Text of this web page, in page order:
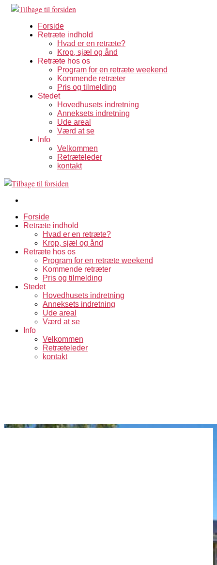
Forside
Retræte indhold
Hvad er en retræte?
Krop, sjæl og ånd
Retræte hos os
Program for en retræte weekend
Kommende retræter
Pris og tilmelding
Stedet
Hovedhusets indretning
Anneksets indretning
Ude areal
Værd at se
Info
Velkommen
Retræteleder
kontakt
Forside
Retræte indhold
Hvad er en retræte?
Krop, sjæl og ånd
Retræte hos os
Program for en retræte weekend
Kommende retræter
Pris og tilmelding
Stedet
Hovedhusets indretning
Anneksets indretning
Ude areal
Værd at se
Info
Velkommen
Retræteleder
kontakt